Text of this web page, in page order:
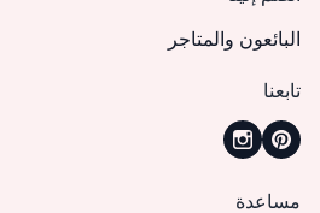
البائعون والمتاجر
تابعنا
مساعدة